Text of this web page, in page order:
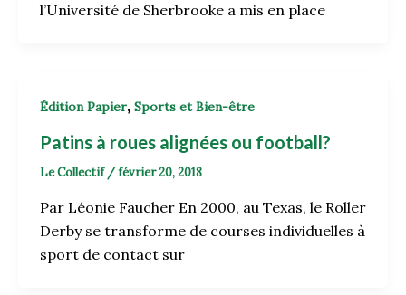
l’Université de Sherbrooke a mis en place
Édition Papier, Sports et Bien-être
Patins à roues alignées ou football?
Le Collectif /février 20, 2018
Par Léonie Faucher En 2000, au Texas, le Roller
Derby se transforme de courses individuelles à
sport de contact sur